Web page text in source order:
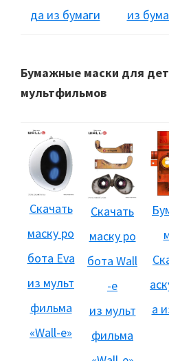
да из бумаги
из
Бумажные маски для
мультфильмов
Скачать
маску ро
бота Eva
из мульт
фильма
«Wall-e»
Скачать
маску ро
бота Wall
-e
из мульт
фильма
а